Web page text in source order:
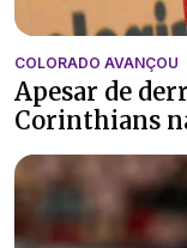
COLORADO AVANÇOU
Apesar de
Corinthians